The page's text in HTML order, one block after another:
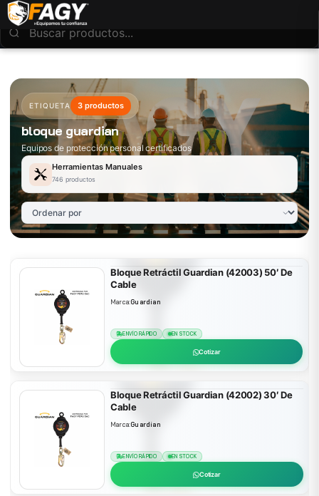
ETIQUETA 3 productos
bloque guardian
Equipos de protección personal certificados
Herramientas Manuales
746 productos
Bloque Retráctil Guardian (42003) 50′ De
Cable
Marca:Guardian
ENVÍO RÁPIDO EN STOCK
Cotizar
Bloque Retráctil Guardian (42002) 30′ De
Cable
Marca:Guardian
ENVÍO RÁPIDO EN STOCK
Cotizar